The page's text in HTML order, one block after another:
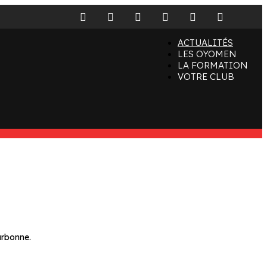
facebook instagram
tiktok youtube linkedin
ACTUALITÉS
LES OYOMEN
LA FORMATION
VOTRE CLUB